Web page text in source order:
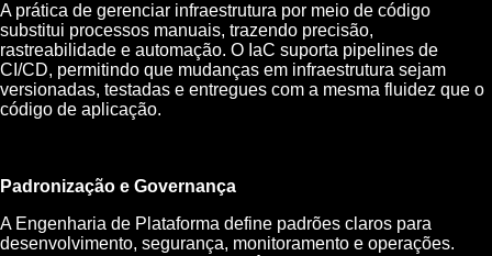
A prática de gerenciar infraestrutura por meio de código
substitui processos manuais, trazendo precisão,
rastreabilidade e automação. O IaC suporta pipelines de
CI/CD, permitindo que mudanças em infraestrutura sejam
versionadas, testadas e entregues com a mesma fluidez que o
código de aplicação.
Padronização e Governança
A Engenharia de Plataforma define padrões claros para
desenvolvimento, segurança, monitoramento e operações.